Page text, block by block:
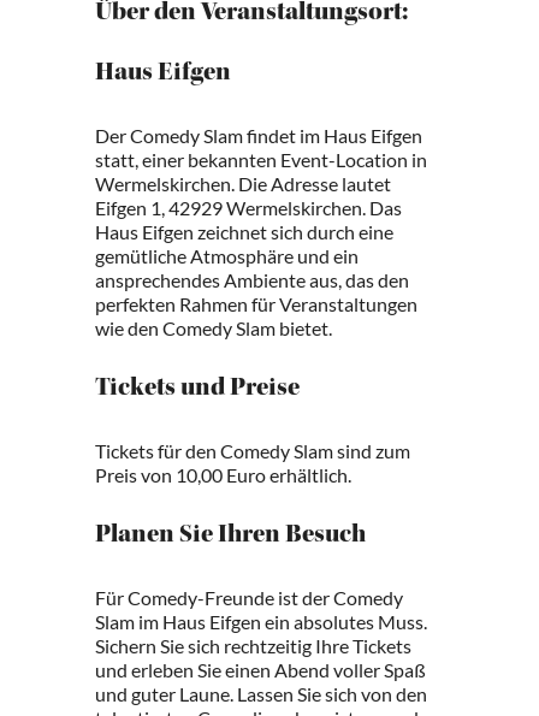
Über den Veranstaltungsort:
Haus Eifgen
Der Comedy Slam findet im Haus Eifgen
statt, einer bekannten Event-Location in
Wermelskirchen. Die Adresse lautet
Eifgen 1, 42929 Wermelskirchen. Das
Haus Eifgen zeichnet sich durch eine
gemütliche Atmosphäre und ein
ansprechendes Ambiente aus, das den
perfekten Rahmen für Veranstaltungen
wie den Comedy Slam bietet.
Tickets und Preise
Tickets für den Comedy Slam sind zum
Preis von 10,00 Euro erhältlich.
Planen Sie Ihren Besuch
Für Comedy-Freunde ist der Comedy
Slam im Haus Eifgen ein absolutes Muss.
Sichern Sie sich rechtzeitig Ihre Tickets
und erleben Sie einen Abend voller Spaß
und guter Laune. Lassen Sie sich von den